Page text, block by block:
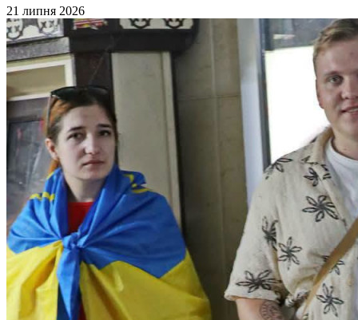
21 липня 2026